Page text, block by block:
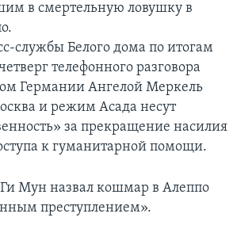
в смертельную ловушку в
службы Белого дома по итогам
телефонного разговора
Германии Ангелой Меркель
и режим Асада несут
за прекращение насилия
к гуманитарной помощи.
Мун назвал кошмар в Алеппо
преступлением».